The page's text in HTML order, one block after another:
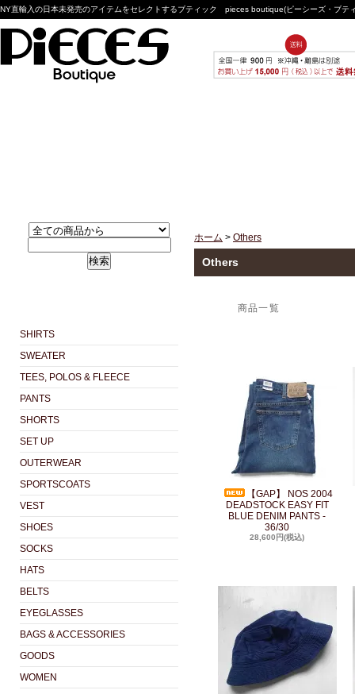
NY直輸入の日本未発売のアイテムをセレクトするブティック pieces boutique(ピーシーズ・ブ
検索
SHIRTS
SWEATER
TEES, POLOS & FLEECE
PANTS
SHORTS
SET UP
OUTERWEAR
SPORTSCOATS
VEST
SHOES
SOCKS
HATS
BELTS
EYEGLASSES
BAGS & ACCESSORIES
GOODS
WOMEN
ホーム > Others
Others
商品一覧
【GAP】 NOS 2004
DEADSTOCK EASY FIT
BLUE DENIM PANTS -
36/30
28,600円(税込)